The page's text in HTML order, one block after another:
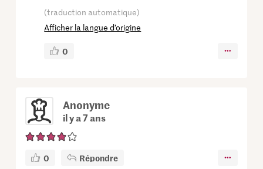
(traduction automatique)
Afficher la langue d’origine
0
Anonyme
il y a 7 ans
0 Répondre